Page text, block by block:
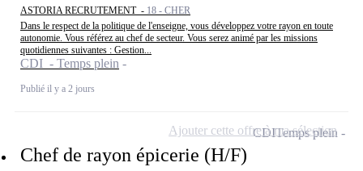
ASTORIA RECRUTEMENT - 18 - CHER
Dans le respect de la politique de l'enseigne, vous développez votre rayon en toute
autonomie. Vous référez au chef de secteur. Vous serez animé par les missions
quotidiennes suivantes : Gestion...
CDI - Temps plein
Publié il y a 2 jours
Chef de rayon épicerie (H/F)
CDITemps plein
Ajouter cette offre à ma sélection